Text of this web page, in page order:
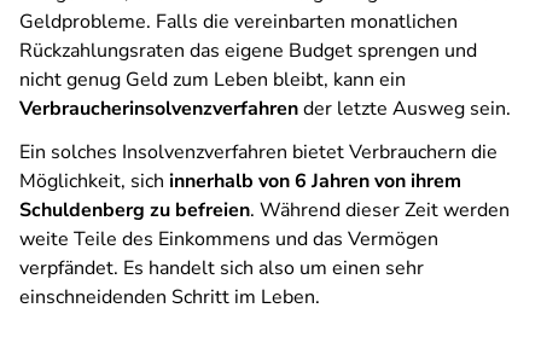
Geldprobleme. Falls die vereinbarten monatlichen
Rückzahlungsraten das eigene Budget sprengen und
nicht genug Geld zum Leben bleibt, kann ein
Verbraucherinsolvenzverfahrender letzte Ausweg sein.
Ein solches Insolvenzverfahren bietet Verbrauchern die
Möglichkeit, sich innerhalb von 6 Jahren von ihrem
Schuldenberg zu befreien. Während dieser Zeit werden
weite Teile des Einkommens und das Vermögen
verpfändet. Es handelt sich also um einen sehr
einschneidenden Schritt im Leben.